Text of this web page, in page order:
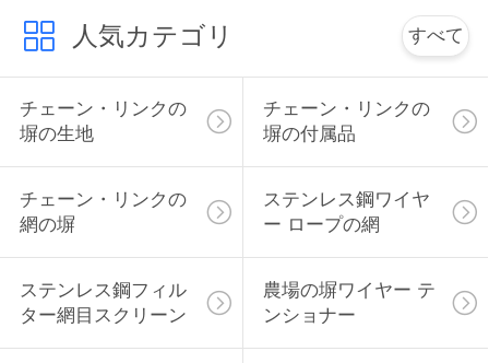
用
を
要
求
し
な
さ
い
人気カテゴリ すべて
チェーン・リンクの
塀の生地
チェーン・リンクの
塀の付属品
チェーン・リンクの
網の塀
ステンレス鋼ワイヤ
ー ロープの網
ステンレス鋼フィル
ター網目スクリーン
農場の塀ワイヤー テ
ンショナー